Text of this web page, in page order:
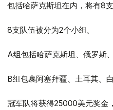
包括哈萨克斯坦在内，将有8
8支队伍被分为2个小组。
A组包括哈萨克斯坦、俄罗斯
B组包裹阿塞拜疆、土耳其、
冠军队将获得25000美元奖金